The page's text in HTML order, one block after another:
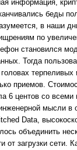
информация,
беды
в наши
по
становился
Тогда
терпеливых
приемов.
6 центов со всеми
мысли в
Data,
объединить
загрузки сети.